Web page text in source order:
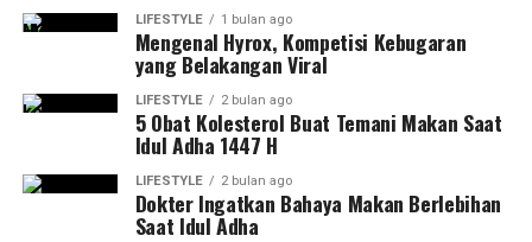
LIFESTYLE 1 bulan ago
Mengenal Hyrox, Kompetisi Kebugaran
yang Belakangan Viral
LIFESTYLE 2 bulan ago
5 Obat Kolesterol Buat Temani Makan Saat
Idul Adha 1447 H
LIFESTYLE 2 bulan ago
Dokter Ingatkan Bahaya Makan Berlebihan
Saat Idul Adha